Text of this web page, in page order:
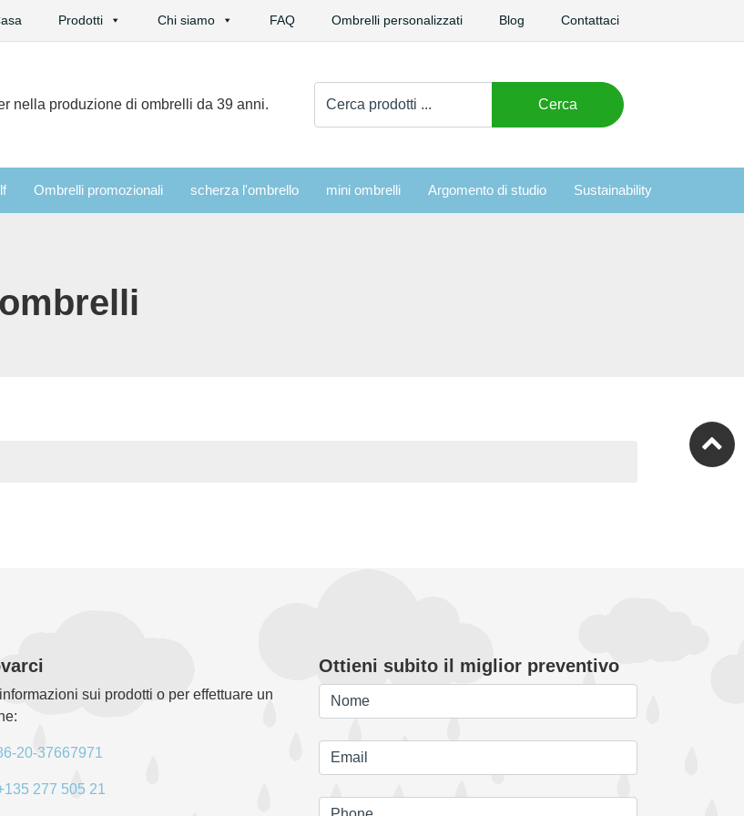
Prodotti Chi siamo FAQ Ombrelli personalizzati Blog Contattaci
nella produzione di ombrelli da 39 anni.
Cerca
Ombrelli promozionali scherza l'ombrello mini ombrelli Argomento di studio Sustainability
sui prodotti o per effettuare un
20-37667971
277 505 21
Ottieni subito il miglior preventivo